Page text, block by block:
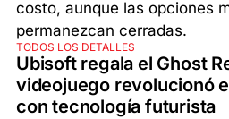
TODOS LOS DETALLES
Ubisoft regala el Ghost
videojuego revolucionó
con tecnología futurista